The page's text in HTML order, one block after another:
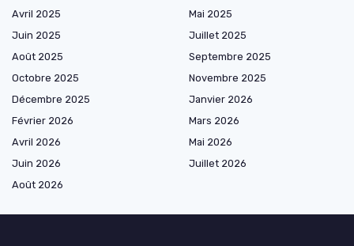
Avril 2025
Mai 2025
Juin 2025
Juillet 2025
Août 2025
Septembre 2025
Octobre 2025
Novembre 2025
Décembre 2025
Janvier 2026
Février 2026
Mars 2026
Avril 2026
Mai 2026
Juin 2026
Juillet 2026
Août 2026